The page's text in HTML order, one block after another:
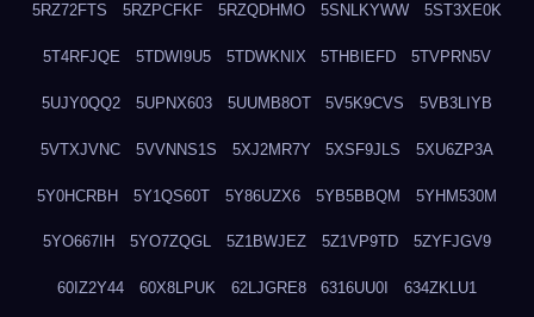
5RZ72FTS 5RZPCFKF 5RZQDHMO 5SNLKYWW 5ST3XE0K
5T4RFJQE 5TDWI9U5 5TDWKNIX 5THBIEFD 5TVPRN5V
5UJY0QQ2 5UPNX603 5UUMB8OT 5V5K9CVS 5VB3LIYB
5VTXJVNC 5VVNNS1S 5XJ2MR7Y 5XSF9JLS 5XU6ZP3A
5Y0HCRBH 5Y1QS60T 5Y86UZX6 5YB5BBQM 5YHM530M
5YO667IH 5YO7ZQGL 5Z1BWJEZ 5Z1VP9TD 5ZYFJGV9
60IZ2Y44 60X8LPUK 62LJGRE8 6316UU0I 634ZKLU1